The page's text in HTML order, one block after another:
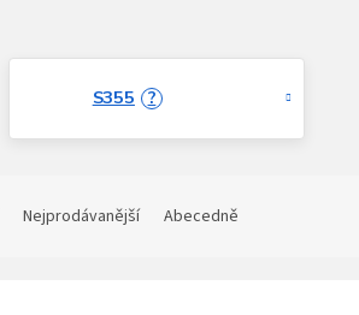
S355 ?
Nejprodávanější Abecedně